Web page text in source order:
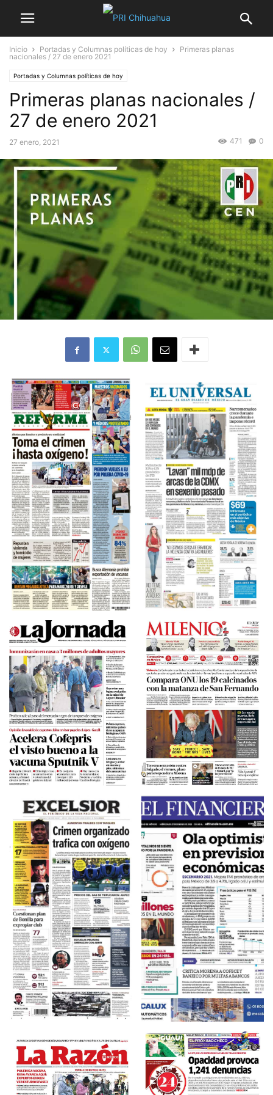
Inicio Portadas y Columnas políticas de hoy
Primeras planas
nacionales / 27 de enero 2021
Portadas y Columnas políticas de hoy
Primeras planas nacionales /
27 de enero 2021
27 enero, 2021 0
471